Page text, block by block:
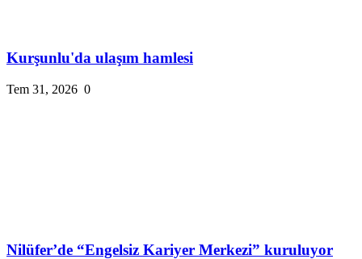
Kurşunlu'da ulaşım hamlesi
Tem 31, 2026 0
Nilüfer’de “Engelsiz Kariyer Merkezi” kuruluyor